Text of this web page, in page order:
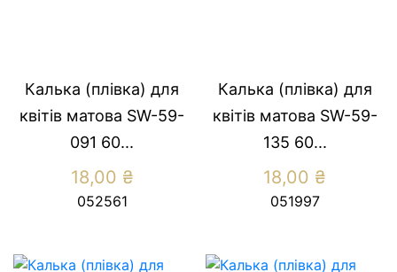
Калька (плівка) для
квітів матова SW-59-
091 60...
18,00 ₴
052561
Калька (плівка) для
квітів матова SW-59-
135 60...
18,00 ₴
051997